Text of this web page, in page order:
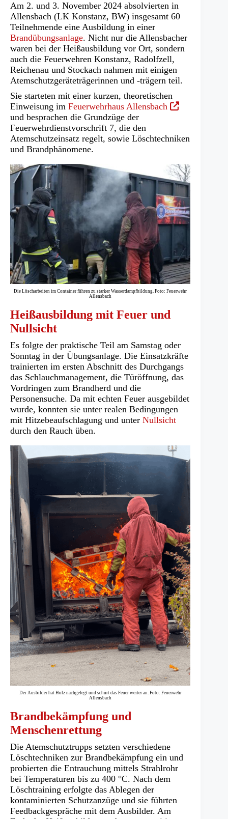
Am 2. und 3. November 2024 absolvierten in
Allensbach (LK Konstanz, BW) insgesamt 60
Teilnehmende eine Ausbildung in einer
Brandübungsanlage. Nicht nur die Allensbacher
waren bei der Heißausbildung vor Ort, sondern
auch die Feuerwehren Konstanz, Radolfzell,
Reichenau und Stockach nahmen mit einigen
Atemschutzgeräteträgerinnen und -trägern teil.
Sie starteten mit einer kurzen, theoretischen
Einweisung im Feuerwehrhaus Allensbach (Öffnet
neuen
und besprachen die Grundzüge der
Feuerwehrdienstvorschrift 7, die den
Atemschutzeinsatz regelt, sowie Löschtechniken
und Brandphänomene.
Die Löscharbeiten im Container führen zu starker Wasserdampfbildung. Foto: Feuerwehr
Allensbach
Heißausbildung mit Feuer und
Nullsicht
Es folgte der praktische Teil am Samstag oder
Sonntag in der Übungsanlage. Die Einsatzkräfte
trainierten im ersten Abschnitt des Durchgangs
das Schlauchmanagement, die Türöffnung, das
Vordringen zum Brandherd und die
Personensuche. Da mit echten Feuer ausgebildet
wurde, konnten sie unter realen Bedingungen
mit Hitzebeaufschlagung und unter Nullsicht
durch den Rauch üben.
Der Ausbilder hat Holz nachgelegt und schürt das Feuer weiter an. Foto: Feuerwehr
Allensbach
Brandbekämpfung und
Menschenrettung
Die Atemschutztrupps setzten verschiedene
Löschtechniken zur Brandbekämpfung ein und
probierten die Entrauchung mittels Strahlrohr
bei Temperaturen bis zu 400 °C. Nach dem
Löschtraining erfolgte das Ablegen der
kontaminierten Schutzanzüge und sie führten
Feedbackgespräche mit dem Ausbilder. Am